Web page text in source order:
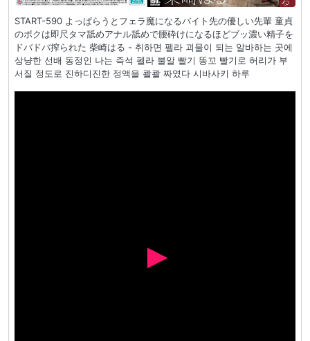
START-590 よっぱらうとフェラ魔になるバイト先の優しい先輩 童貞
のボクは即尺タマ舐めアナル舐めで腰砕けになるほどブッ濃い精子を
ドバドバ搾られた 柴崎はる - 취하면 펠라 괴물이 되는 알바하는 곳에
상냥한 선배 동정인 나는 즉석 펠라 불알 빨기 똥꼬 빨기로 허리가 부
서질 정도로 진하디진한 정액을 콸콸 짜였다 시바사키 하루